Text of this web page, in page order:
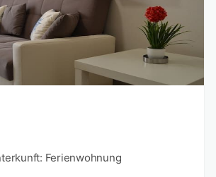
Ferienwohnung